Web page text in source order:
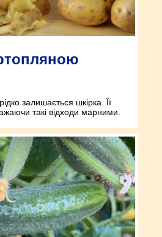
залишається шкірка. Її
такі відходи марними.